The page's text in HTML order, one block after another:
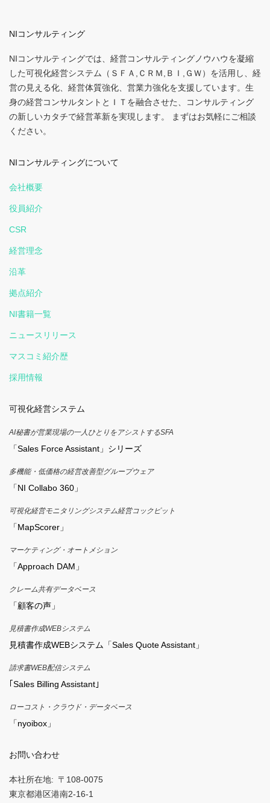
NIコンサルティング
NIコンサルティングでは、経営コンサルティングノウハウを凝縮
した可視化経営システム（ＳＦＡ,ＣＲＭ,ＢＩ,ＧＷ）を活用し、経
営の見える化、経営体質強化、営業力強化を支援しています。生
身の経営コンサルタントとＩＴを融合させた、コンサルティング
の新しいカタチで経営革新を実現します。 まずはお気軽にご相談
ください。
NIコンサルティングについて
会社概要
役員紹介
CSR
経営理念
沿革
拠点紹介
NI書籍一覧
ニュースリリース
マスコミ紹介歴
採用情報
可視化経営システム
AI秘書が営業現場の一人ひとりをアシストするSFA
「Sales Force Assistant」シリーズ
多機能・低価格の経営改善型グループウェア
「NI Collabo 360」
可視化経営モニタリングシステム経営コックピット
「MapScorer」
マーケティング・オートメション
「Approach DAM」
クレーム共有データベース
「顧客の声」
見積書作成WEBシステム
見積書作成WEBシステム「Sales Quote Assistant」
請求書WEB配信システム
｢Sales Billing Assistant｣
ローコスト・クラウド・データベース
「nyoibox」
お問い合わせ
本社所在地
〒108-0075
東京都港区港南2-16-1